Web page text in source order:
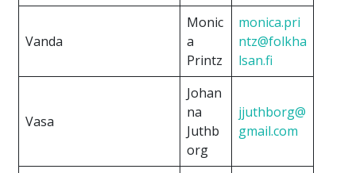
Vanda
Monic
a
Printz
monica.pri
ntz@folkha
lsan.fi
Vasa
Johan
na
Juthb
org
jjuthborg@
gmail.com